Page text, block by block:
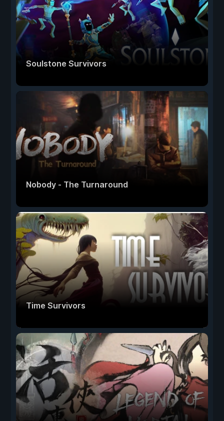
Soulstone Survivors
Nobody - The Turnaround
Time Survivors